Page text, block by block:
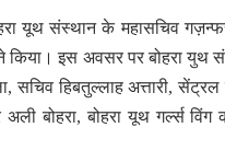
यूथ संस्थान के महासचिव
इस अवसर पर बोहरा युथ
सचिव हिबतुल्लाह अत्तारी,
बोहरा, बोहरा यूथ गर्ल्स विंग